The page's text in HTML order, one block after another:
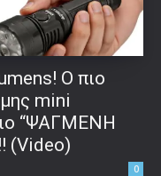
Ο πιο
mini
“ΨΑΓΜΕΝΗ
(Video)
0